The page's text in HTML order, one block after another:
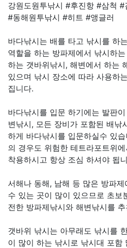
강원도원투낚시 #후진항 #삼척
#동해원투낚시 #히트 #앵글러
바다낚시는 배를 타고 낚시를 하
역할을 하는 방파제에서 낚시하
하는 갯바위낚시, 해변에서 하는
있으며 낚시 장소에 따라 사용하
집니다.
바다낚시를 입문 하기에는 발판
변낚시, 모든 장비가 포함된 배낚
하게 바다낚시를 입문하실수 있
의 경우도 위험한 테트라포트위
착용하시고 항상 조심 하셔야 됩
서해나 동해, 남해 등 많은 방파
수 있는 곳이 많이 있으므로 초보
전한 방파제낚시와 해변낚시를
갯바위 낚시는 아무래도 낚시를
이 많이 하는 낚시로 낚시대 포함